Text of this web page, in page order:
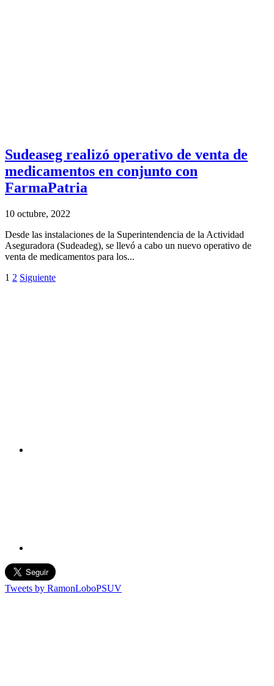
Sudeaseg realizó operativo de venta de
medicamentos en conjunto con
FarmaPatria
10 octubre, 2022
Desde las instalaciones de la Superintendencia de la Actividad
Aseguradora (Sudeadeg), se llevó a cabo un nuevo operativo de
venta de medicamentos para los...
1 2 Siguiente
Tweets by RamonLoboPSUV